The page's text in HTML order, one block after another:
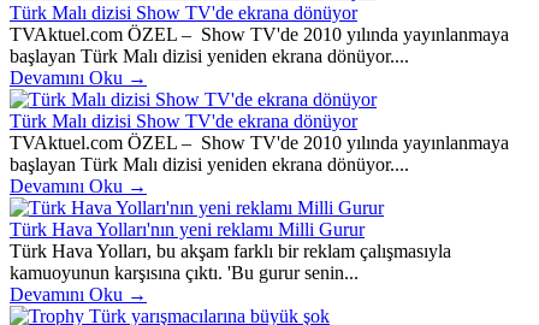
Türk Malı dizisi Show TV'de ekrana dönüyor
TVAktuel.com ÖZEL – Show TV'de 2010 yılında yayınlanmaya
başlayan Türk Malı dizisi yeniden ekrana dönüyor....
Devamını Oku →
Türk Malı dizisi Show TV'de ekrana dönüyor
TVAktuel.com ÖZEL – Show TV'de 2010 yılında yayınlanmaya
başlayan Türk Malı dizisi yeniden ekrana dönüyor....
Devamını Oku →
Türk Hava Yolları'nın yeni reklamı Milli Gurur
Türk Hava Yolları, bu akşam farklı bir reklam çalışmasıyla
kamuoyunun karşısına çıktı. 'Bu gurur senin...
Devamını Oku →